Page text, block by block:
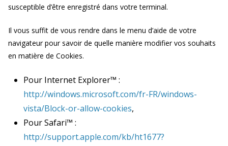
susceptible d’être enregistré dans votre terminal.
Il vous suffit de vous rendre dans le menu d’aide de votre
navigateur pour savoir de quelle manière modifier vos souhaits
en matière de Cookies.
Pour Internet Explorer™ :
http://windows.microsoft.com/fr-FR/windows-
vista/Block-or-allow-cookies,
Pour Safari™ :
http://support.apple.com/kb/ht1677?